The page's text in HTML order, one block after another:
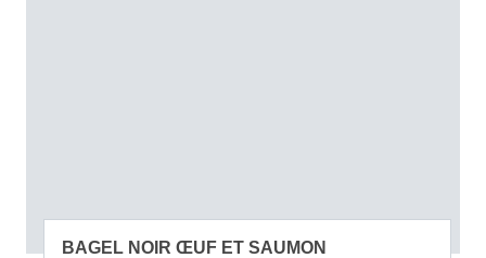
BAGEL NOIR ŒUF ET SAUMON